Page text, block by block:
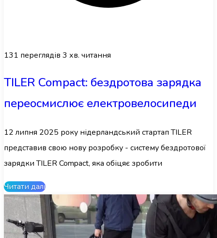
131 переглядів 3 хв. читання
TILER Compact: бездротова зарядка
переосмислює електровелосипеди
12 липня 2025 року нідерландський стартап TILER
представив свою нову розробку - систему бездротової
зарядки TILER Compact, яка обіцяє зробити
Читати далі